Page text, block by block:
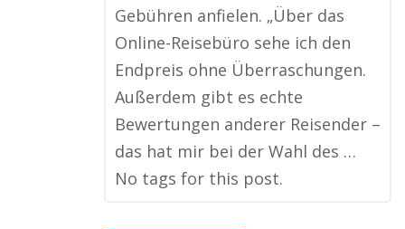
Gebühren anfielen. „Über das
Online-Reisebüro sehe ich den
Endpreis ohne Überraschungen.
Außerdem gibt es echte
Bewertungen anderer Reisender –
das hat mir bei der Wahl des …
No tags for this post.